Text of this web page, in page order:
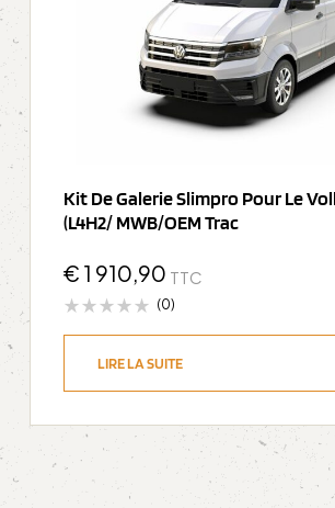
Kit De Galerie Slimpro Pour Le
(L4H2/ MWB/OEM Trac
€ 1 910,90 TTC
(0)
LIRE LA SUITE